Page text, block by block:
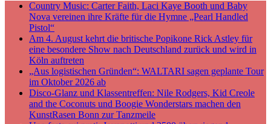
Country Music: Carter Faith, Laci Kaye Booth und Baby
Nova vereinen ihre Kräfte für die Hymne „Pearl Handled
Pistol“
Am 4. August kehrt die britische Popikone Rick Astley für
eine besondere Show nach Deutschland zurück und wird in
Köln auftreten
„Aus logistischen Gründen“: WALTARI sagen geplante Tour
im Oktober 2026 ab
Disco-Glanz und Klassentreffen: Nile Rodgers, Kid Creole
and the Coconuts und Boogie Wonderstars machen den
KunstRasen Bonn zur Tanzmeile